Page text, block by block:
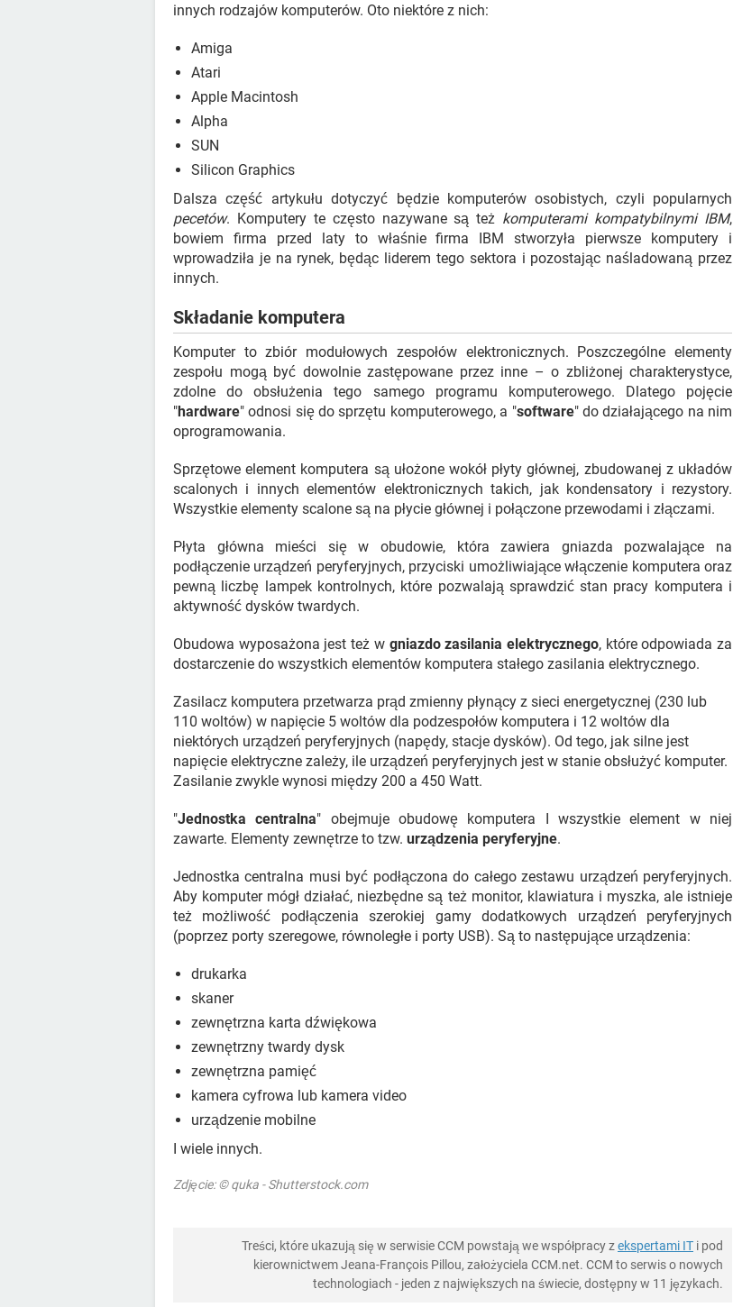
innych rodzajów komputerów. Oto niektóre z nich:
Amiga
Atari
Apple Macintosh
Alpha
SUN
Silicon Graphics
Dalsza część artykułu dotyczyć będzie komputerów osobistych, czyli popularnych
pecetów. Komputery te często nazywane są też komputerami kompatybilnymi IBM,
bowiem firma przed laty to właśnie firma IBM stworzyła pierwsze komputery i
wprowadziła je na rynek, będąc liderem tego sektora i pozostając naśladowaną przez
innych.
Składanie komputera
Komputer to zbiór modułowych zespołów elektronicznych. Poszczególne elementy
zespołu mogą być dowolnie zastępowane przez inne – o zbliżonej charakterystyce,
zdolne do obsłużenia tego samego programu komputerowego. Dlatego pojęcie
"hardware" odnosi się do sprzętu komputerowego, a "software" do działającego na nim
oprogramowania.
Sprzętowe element komputera są ułożone wokół płyty głównej, zbudowanej z układów
scalonych i innych elementów elektronicznych takich, jak kondensatory i rezystory.
Wszystkie elementy scalone są na płycie głównej i połączone przewodami i złączami.
Płyta główna mieści się w obudowie, która zawiera gniazda pozwalające na
podłączenie urządzeń peryferyjnych, przyciski umożliwiające włączenie komputera oraz
pewną liczbę lampek kontrolnych, które pozwalają sprawdzić stan pracy komputera i
aktywność dysków twardych.
Obudowa wyposażona jest też w gniazdo zasilania elektrycznego, które odpowiada za
dostarczenie do wszystkich elementów komputera stałego zasilania elektrycznego.
Zasilacz komputera przetwarza prąd zmienny płynący z sieci energetycznej (230 lub
110 woltów) w napięcie 5 woltów dla podzespołów komputera i 12 woltów dla
niektórych urządzeń peryferyjnych (napędy, stacje dysków). Od tego, jak silne jest
napięcie elektryczne zależy, ile urządzeń peryferyjnych jest w stanie obsłużyć komputer.
Zasilanie zwykle wynosi między 200 a 450 Watt.
"Jednostka centralna" obejmuje obudowę komputera I wszystkie element w niej
zawarte. Elementy zewnętrze to tzw. urządzenia peryferyjne.
Jednostka centralna musi być podłączona do całego zestawu urządzeń peryferyjnych.
Aby komputer mógł działać, niezbędne są też monitor, klawiatura i myszka, ale istnieje
też możliwość podłączenia szerokiej gamy dodatkowych urządzeń peryferyjnych
(poprzez porty szeregowe, równoległe i porty USB). Są to następujące urządzenia:
drukarka
skaner
zewnętrzna karta dźwiękowa
zewnętrzny twardy dysk
zewnętrzna pamięć
kamera cyfrowa lub kamera video
urządzenie mobilne
I wiele innych.
Zdjęcie: © quka - Shutterstock.com
Treści, które ukazują się w serwisie CCM powstają we współpracy zekspertami IT i pod
kierownictwem Jeana-François Pillou, założyciela CCM.net. CCM to serwis o nowych
technologiach - jeden z największych na świecie, dostępny w 11 językach.